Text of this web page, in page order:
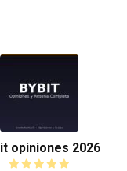
opiniones 2026